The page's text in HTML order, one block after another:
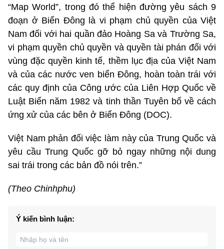
“Map World”, trong đó thể hiện đường yêu sách 9
đoạn ở Biển Đông là vi phạm chủ quyền của Việt
Nam đối với hai quần đảo Hoàng Sa và Trường Sa,
vi phạm quyền chủ quyền và quyền tài phán đối với
vùng đặc quyền kinh tế, thềm lục địa của Việt Nam
và của các nước ven biển Đông, hoàn toàn trái với
các quy định của Công ước của Liên Hợp Quốc về
Luật Biển năm 1982 và tinh thần Tuyên bố về cách
ứng xử của các bên ở Biển Đông (DOC).
Việt Nam phản đối việc làm này của Trung Quốc và
yêu cầu Trung Quốc gỡ bỏ ngay những nội dung
sai trái trong các bản đồ nói trên.”
(Theo Chinhphu)
Ý kiến bình luận: